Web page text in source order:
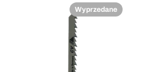
Wyprzedane